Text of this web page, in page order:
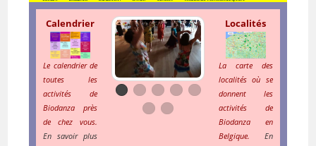
Calendrier
Le calendrier de
toutes les
activités de
Biodanza près
de chez vous.
En savoir plus
Localités
La carte des
localités où se
donnent les
activités de
Biodanza en
Belgique. En